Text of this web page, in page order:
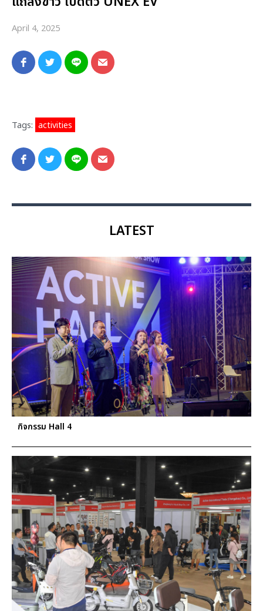
April 4, 2025
Tags: activities
LATEST
กิจกรรม Hall 4